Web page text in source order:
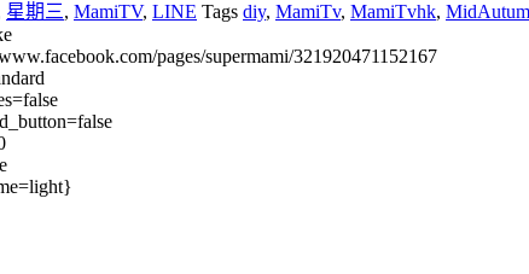
星期三, MamiTV, LINE Tags diy, MamiTv, MamiTvhk,
pages/supermami/321920471152167